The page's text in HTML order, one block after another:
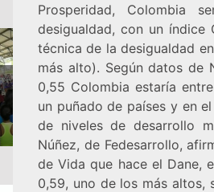
Prosperidad, Colombia
desigualdad, con un
técnica de la desigualdad
más alto). Según datos de
0,55 Colombia estaría
un puñado de países y en
de niveles de desarrollo
Núñez, de Fedesarrollo,
de Vida que hace el Dane,
0,59, uno de los más altos,